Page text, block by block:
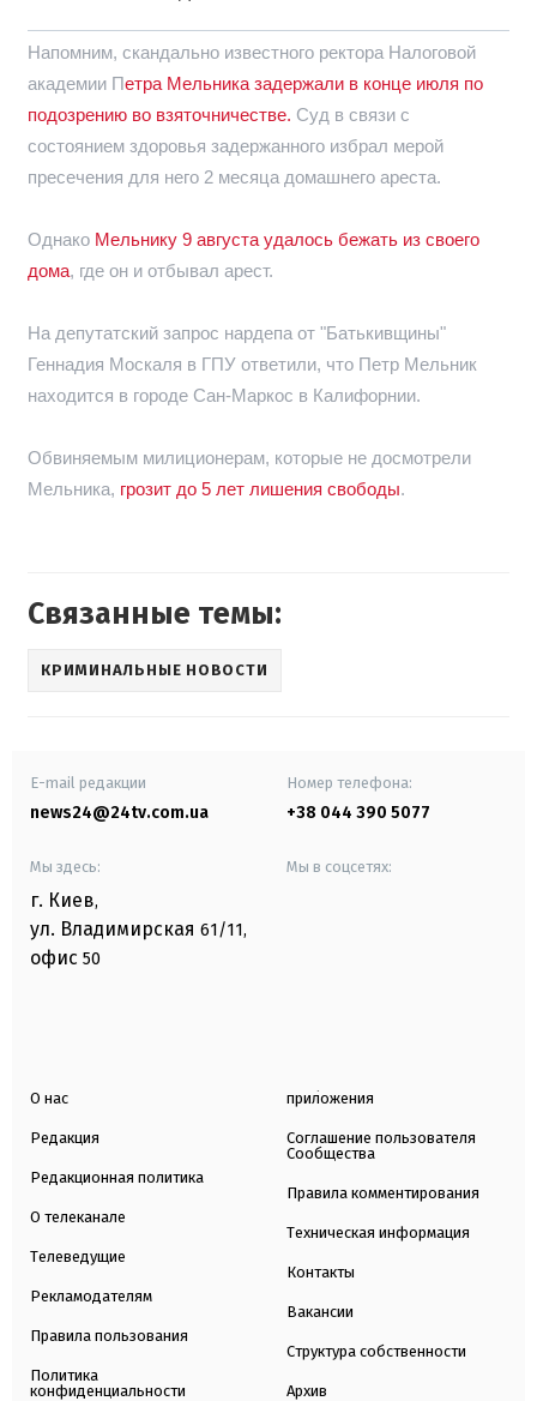
Напомним, скандально известного ректора Налоговой
академии Петра Мельника задержали в конце июля по
подозрению во взяточничестве. Суд в связи с
состоянием здоровья задержанного избрал мерой
пресечения для него 2 месяца домашнего ареста.
Однако Мельнику 9 августа удалось бежать из своего
дома, где он и отбывал арест.
На депутатский запрос нардепа от "Батькивщины"
Геннадия Москаля в ГПУ ответили, что Петр Мельник
находится в городе Сан-Маркос в Калифорнии.
Обвиняемым милиционерам, которые не досмотрели
Мельника, грозит до 5 лет лишения свободы.
Связанные темы:
КРИМИНАЛЬНЫЕ НОВОСТИ
E-mail редакции
news24@24tv.com.ua
Номер телефона:
+38 044 390 5077
Мы здесь:
г. Киев,
ул. Владимирская 61/11,
офис 50
Мы в соцсетях:
О нас
Редакция
Редакционная политика
О телеканале
Телеведущие
Рекламодателям
Правила пользования
Политика
конфиденциальности
приложения
Соглашение пользователя
Сообщества
Правила комментирования
Техническая информация
Контакты
Вакансии
Структура собственности
Архив